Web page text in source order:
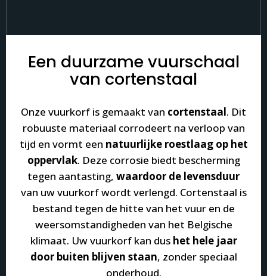
Een duurzame vuurschaal
van cortenstaal
Onze vuurkorf is gemaakt van cortenstaal. Dit
robuuste materiaal corrodeert na verloop van
tijd en vormt een natuurlijke roestlaag op het
oppervlak. Deze corrosie biedt bescherming
tegen aantasting, waardoor de levensduur
van uw vuurkorf wordt verlengd. Cortenstaal is
bestand tegen de hitte van het vuur en de
weersomstandigheden van het Belgische
klimaat. Uw vuurkorf kan dus het hele jaar
door buiten blijven staan, zonder speciaal
onderhoud.